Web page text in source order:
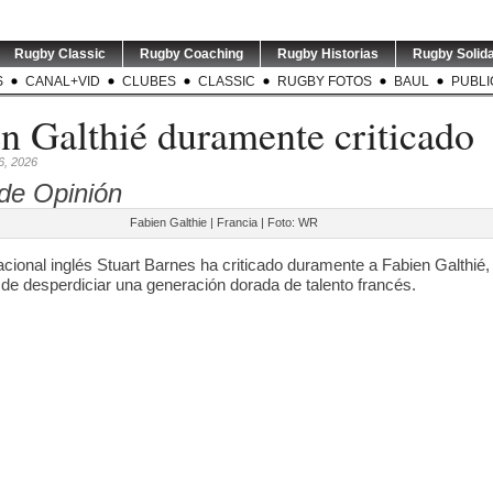
Rugby Classic Rugby Coaching Rugby Historias Rugby
CANAL+VID CLUBES CLASSIC RUGBY FOTOS BAUL
Galthié duramente criticado
2026
Opinión
Fabien Galthie | Francia | Foto: WR
inglés Stuart Barnes ha criticado duramente a Fabien Galthié,
desperdiciar una generación dorada de talento francés.
| Se
TEST MATCH | ARG v RSA |
LOS PUMAS | Tomás